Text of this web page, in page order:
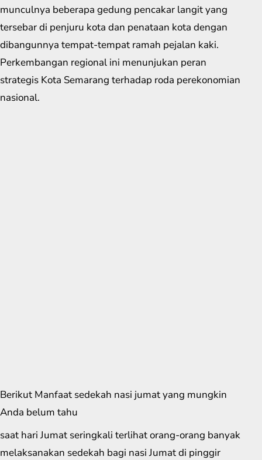
munculnya beberapa gedung pencakar langit yang
tersebar di penjuru kota dan penataan kota dengan
dibangunnya tempat-tempat ramah pejalan kaki.
Perkembangan regional ini menunjukan peran
strategis Kota Semarang terhadap roda perekonomian
nasional.
Berikut Manfaat sedekah nasi jumat yang mungkin
Anda belum tahu
saat hari Jumat seringkali terlihat orang-orang banyak
melaksanakan sedekah bagi nasi Jumat di pinggir